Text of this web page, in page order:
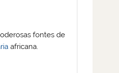
fontes de
africana.